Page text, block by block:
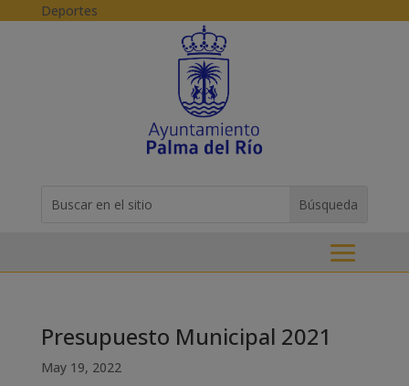
Skip to content
Deportes
for...
Presupuesto Municipal 2021
May 19, 2022